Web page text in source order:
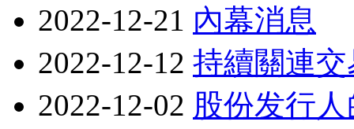
2022-12-21 內幕消息
2022-12-12 持續關連
2022-12-02 股份发行